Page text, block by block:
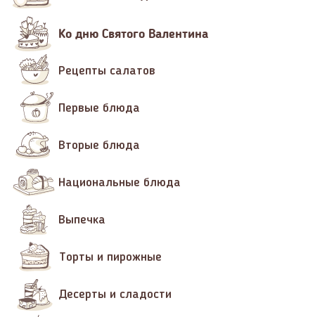
Ко дню Святого Валентина
Рецепты салатов
Первые блюда
Вторые блюда
Национальные блюда
Выпечка
Торты и пирожные
Десерты и сладости